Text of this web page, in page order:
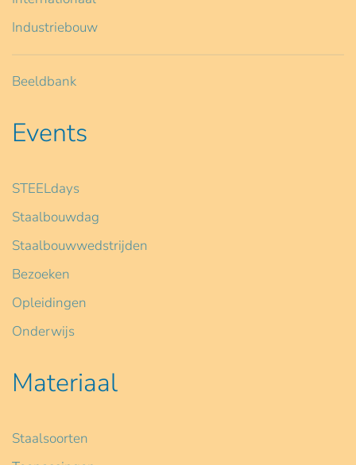
Industriebouw
Beeldbank
Events
STEELdays
Staalbouwdag
Staalbouwwedstrijden
Bezoeken
Opleidingen
Onderwijs
Materiaal
Staalsoorten